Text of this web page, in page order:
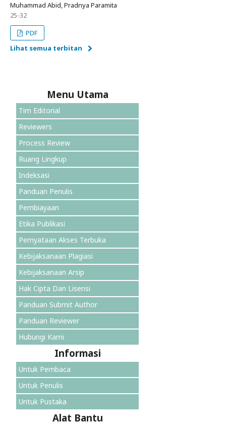
Muhammad Abid, Pradnya Paramita
25-32
PDF
Lihat semua terbitan
Menu Utama
Tim Editorial
Reviewers
Process Review
Ruang Lingkup
Indeksasi
Panduan Penulis
Pembiayaan
Etika Publikasi
Pernyataan Akses Terbuka
Kebijaksanaan Plagiasi
Kebijaksanaan Arsip
Hak Cipta Dan Lisensi
Panduan Submit Author
Panduan Reviewer
Hubungi Kami
Informasi
Untuk Pembaca
Untuk Penulis
Untuk Pustaka
Alat Bantu